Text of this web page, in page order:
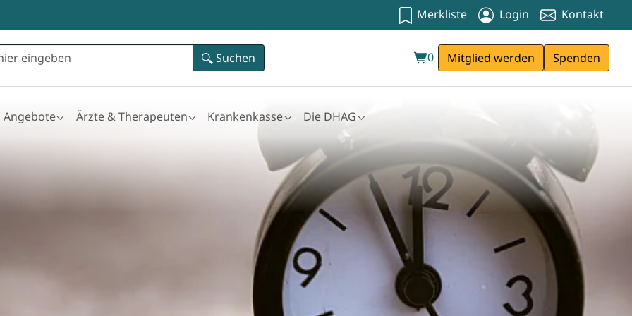
Merkliste Login Kontakt
Suchen 0 Mitglied werden Spenden
for "Ataxie"
Angebote
Submenu for "Angebote"
Ärzte & Therapeuten
Submenu for "Ärzte & Therapeuten"
Krankenkasse
Submenu for "Krankenkasse"
Die DHAG
Submenu for "Die DHAG"